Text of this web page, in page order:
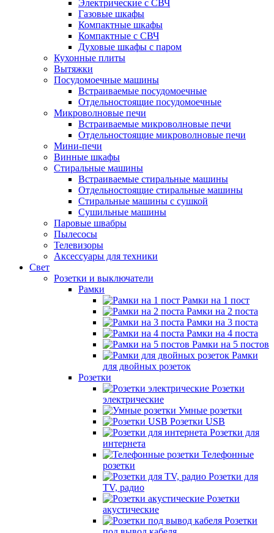
Электрические с СВЧ
Газовые шкафы
Компактные шкафы
Компактные с СВЧ
Духовые шкафы с паром
Кухонные плиты
Вытяжки
Посудомоечные машины
Встраиваемые посудомоечные
Отдельностоящие посудомоечные
Микроволновые печи
Встраиваемые микроволновые печи
Отдельностоящие микроволновые печи
Мини-печи
Винные шкафы
Стиральные машины
Встраиваемые стиральные машины
Отдельностоящие стиральные машины
Стиральные машины с сушкой
Сушильные машины
Паровые швабры
Пылесосы
Телевизоры
Аксессуары для техники
Свет
Розетки и выключатели
Рамки
Рамки на 1 пост
Рамки на 2 поста
Рамки на 3 поста
Рамки на 4 поста
Рамки на 5 постов
Рамки
для двойных розеток
Розетки
Розетки
электрические
Умные розетки
Розетки USB
Розетки для
интернета
Телефонные
розетки
Розетки для
TV, радио
Розетки
акустические
Розетки